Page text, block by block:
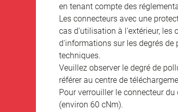
en tenant compte des
Les connecteurs avec une
cas d'utilisation à l'extérieur, les
d'informations sur les degrés de
techniques.
Veuillez observer le degré de
référer au centre de
Pour verrouiller le connecteur
(environ 60 cNm).